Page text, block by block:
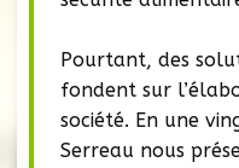
Pourtant, des
fondent sur
société. En une
Serreau nous